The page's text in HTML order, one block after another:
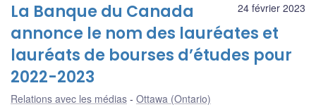
24 février 2023
La Banque du Canada
annonce le nom des lauréates et
lauréats de bourses d’études pour
2022-2023
Relations avec les médias Ottawa (Ontario)